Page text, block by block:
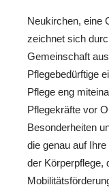
Neukirchen, eine
zeichnet sich
Gemeinschaft
Pflegebedürftige
Pflege eng
Pflegekräfte vor
Besonderheiten
die genau auf
der Körperpflege,